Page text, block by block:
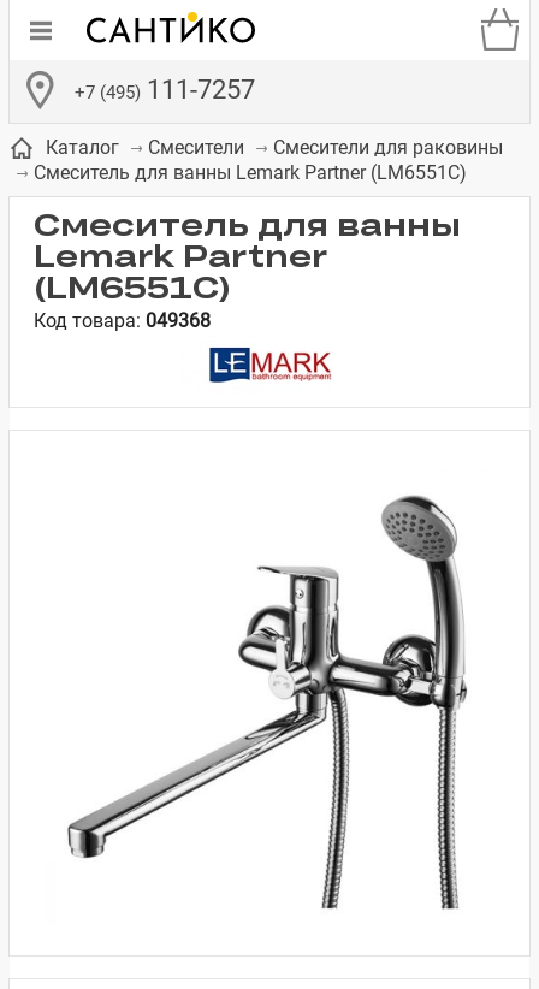
+7 (495) 111-7257
Бачки для
унитазов
Сиденья для
унитазов
Смесители для
встраиваемых
Зеркало-шкаф
Полки в ванную
Каталог Смесители
Смесители для раковины
Смеситель для ванны Lemark Partner (LM6551C)
Смеситель для ванны
Lemark Partner
(LM6551C)
Код товара: 049368